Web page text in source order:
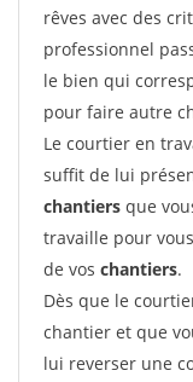
rêves avec des
professionnel
le bien qui
pour faire autre
Le courtier en
suffit de lui
chantiers que
travaille pour
de vos chantiers.
Dès que le
chantier et que
lui reverser une